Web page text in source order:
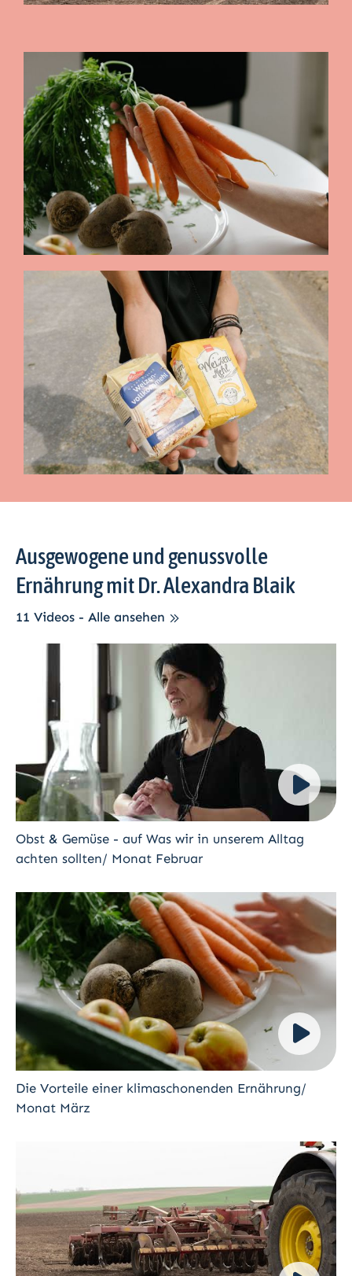
Ausgewogene und genussvolle
Ernährung mit Dr. Alexandra Blaik
11 Videos - Alle ansehen
Obst & Gemüse - auf Was wir in unserem Alltag
achten sollten/ Monat Februar
Die Vorteile einer klimaschonenden Ernährung/
Monat März